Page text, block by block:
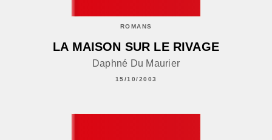
ROMANS
LA MAISON SUR LE RIVAGE
Daphné Du Maurier
15/10/2003